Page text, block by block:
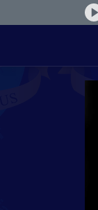
Tocando agora: